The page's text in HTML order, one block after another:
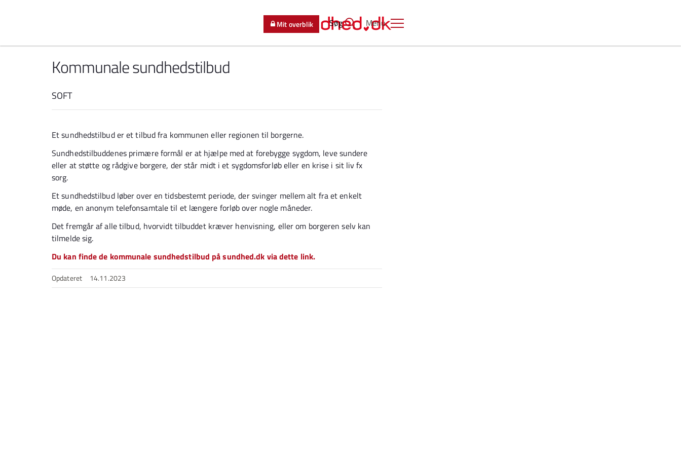
Menu
Søg
Mit overblik
Kommunale sundhedstilbud
SOFT
Et sundhedstilbud er et tilbud fra kommunen eller regionen til borgerne.
Sundhedstilbuddenes primære formål er at hjælpe med at forebygge sygdom, leve sundere
eller at støtte og rådgive borgere, der står midt i et sygdomsforløb eller en krise i sit liv fx
sorg.
Et sundhedstilbud løber over en tidsbestemt periode, der svinger mellem alt fra et enkelt
møde, en anonym telefonsamtale til et længere forløb over nogle måneder.
Det fremgår af alle tilbud, hvorvidt tilbuddet kræver henvisning, eller om borgeren selv kan
tilmelde sig.
Du kan finde de kommunale sundhedstilbud på sundhed.dk via dette link.
Opdateret 14.11.2023